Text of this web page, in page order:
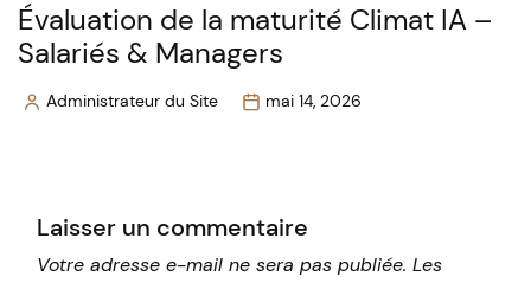
Évaluation de la maturité Climat IA –
Salariés & Managers
PostedAdministrateur du Site mai 14, 2026
Laisser un commentaire
Votre adresse e-mail ne sera pas publiée. Les